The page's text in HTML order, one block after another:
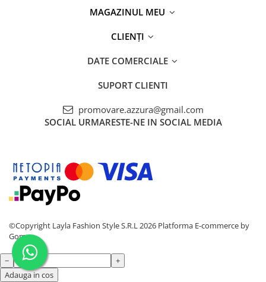
MAGAZINUL MEU
CLIENȚI
DATE COMERCIALE
SUPORT CLIENTI
promovare.azzura@gmail.com
SOCIAL URMARESTE-NE IN SOCIAL MEDIA
©Copyright Layla Fashion Style S.R.L 2026 Platforma E-commerce by
Gomag
−
+
Adauga in cos